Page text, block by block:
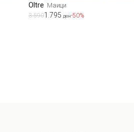
Oltre Маици
3.5901.795 ден-50%